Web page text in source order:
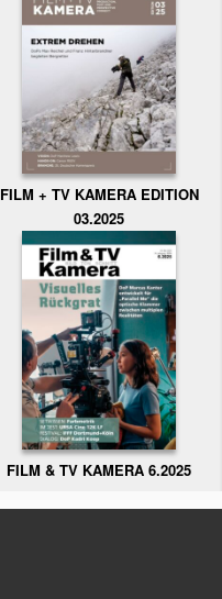
FILM + TV KAMERA EDITION
03.2025
FILM & TV KAMERA 6.2025